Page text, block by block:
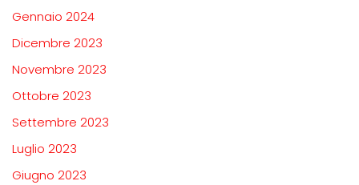
Gennaio 2024
Dicembre 2023
Novembre 2023
Ottobre 2023
Settembre 2023
Luglio 2023
Giugno 2023